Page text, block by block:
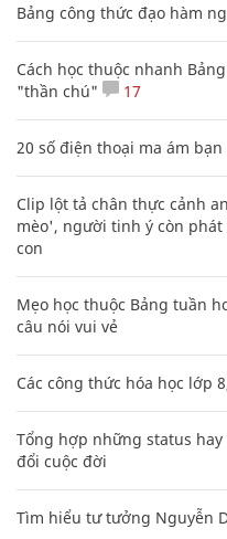
Bảng công thức đạo hàm
Cách học thuộc nhanh
"thần chú"
17
20 số điện thoại ma ám
Clip lột tả chân thực cảnh
mèo', người tinh ý còn
con
Mẹo học thuộc Bảng tuần
câu nói vui vẻ
Các công thức hóa học lớp
Tổng hợp những status
đổi cuộc đời
Tìm hiểu tư tưởng Nguyễn